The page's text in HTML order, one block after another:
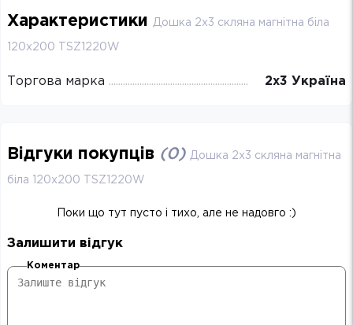
Характеристики Дошка 2х3 скляна магнітна біла
120х200 TSZ1220W
Торгова марка 2х3 Україна
Відгуки покупців (0) Дошка 2х3 скляна магнітна
біла 120х200 TSZ1220W
Поки що тут пусто і тихо, але не надовго :)
Залишити відгук
Коментар